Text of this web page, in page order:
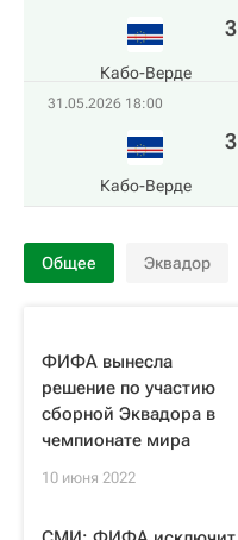
Кабо-Верде
3
31.05.2026 18:00
Кабо-Верде
3
Общее Эквадор
ФИФА вынесла
решение по участию
сборной Эквадора в
чемпионате мира
10 июня 2022